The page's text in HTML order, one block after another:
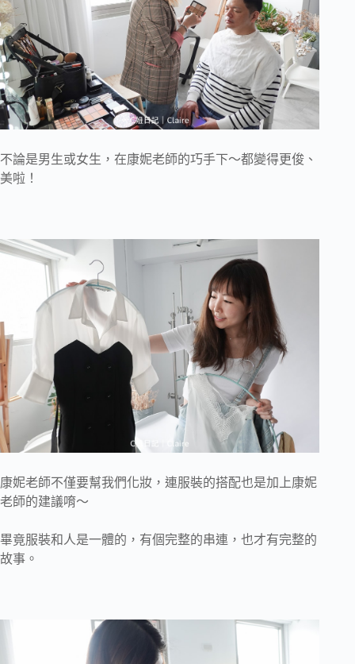
不論是男生或女生，在康妮老師的巧手下～都變得更俊、
美啦！
康妮老師不僅要幫我們化妝，連服裝的搭配也是加上康妮
老師的建議唷～
畢竟服裝和人是一體的，有個完整的串連，也才有完整的
故事。